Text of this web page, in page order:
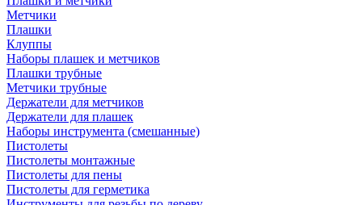
Метчики
Плашки
Клуппы
Наборы плашек и метчиков
Плашки трубные
Метчики трубные
Держатели для метчиков
Держатели для плашек
Наборы инструмента (смешанные)
Пистолеты
Пистолеты монтажные
Пистолеты для пены
Пистолеты для герметика